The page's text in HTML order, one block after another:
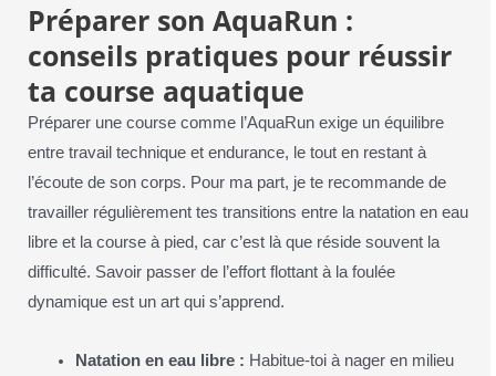
Préparer son AquaRun :
conseils pratiques pour réussir
ta course aquatique
Préparer une course comme l’AquaRun exige un équilibre
entre travail technique et endurance, le tout en restant à
l’écoute de son corps. Pour ma part, je te recommande de
travailler régulièrement tes transitions entre la natation en eau
libre et la course à pied, car c’est là que réside souvent la
difficulté. Savoir passer de l’effort flottant à la foulée
dynamique est un art qui s’apprend.
Natation en eau libre : Habitue-toi à nager en milieu